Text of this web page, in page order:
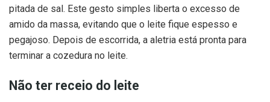
pitada de sal. Este gesto simples liberta o excesso de
amido da massa, evitando que o leite fique espesso e
pegajoso. Depois de escorrida, a aletria está pronta para
terminar a cozedura no leite.
Não ter receio do leite